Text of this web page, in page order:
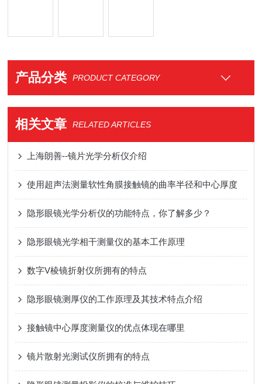
产品分类 PRODUCT CATEGORY
相关文章 RELATED ARTICLES
上海朗善--镜片光学分析仪介绍
使用超声法测量软性角膜接触镜的曲率半径和中心厚度
隐形眼镜光学分析仪的功能特点，你了解多少？
隐形眼镜光学相干测量仪的基本工作原理
数字V棱镜折射仪所拥有的特点
隐形眼镜测厚仪的工作原理及其技术特点介绍
接触镜中心厚度测量仪的优点体现在哪里
镜片散射光测试仪所拥有的特点